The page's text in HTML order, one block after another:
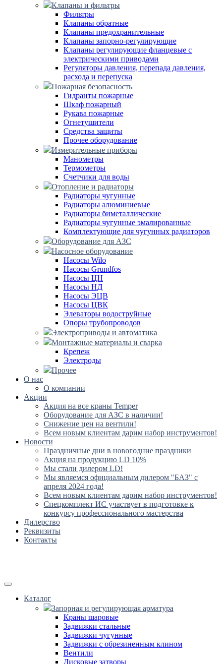
Клапаны и фильтры
Фильтры
Клапаны обратные
Клапаны предохранительные
Клапаны запорно-регулирующие
Клапаны регулирующие фланцевые с
электрическими приводами
Регуляторы давления, перепада давления,
расхода и перепуска
Пожарная безопасность
Гидранты пожарные
Шкаф пожарный
Рукава пожарные
Огнетушители
Средства защиты
Прочее оборудование
Измерительные приборы
Манометры
Термометры
Счетчики для воды
Отопление и радиаторы
Радиаторы чугунные
Радиаторы алюминиевые
Радиаторы биметаллические
Радиаторы чугунные эмалированные
Комплектующие для чугунных радиаторов
Оборудование для АЗС
Насосное оборудование
Насосы Wilo
Насосы Grundfos
Насосы ЦН
Насосы НД
Насосы ЭЦВ
Насосы ЦВК
Элеваторы водоструйные
Опоры трубопроводов
Электроприводы и автоматика
Монтажные материалы и сварка
Крепеж
Электроды
Прочее
О нас
О компании
Акции
Акция на все краны Temper
Оборудование для АЗС в наличии!
Снижение цен на вентили!
Всем новым клиентам дарим набор инструментов!
Новости
Праздничные дни в новогодние праздники
Акция на продукцию LD 10%
Мы стали дилером LD!
Мы являемся официальным дилером "БАЗ" с
апреля 2024 года!
Всем новым клиентам дарим набор инструментов!
Спецкомплект ИС участвует в подготовке к
конкурсу профессионального мастерства
Дилерство
Реквизиты
Контакты
Каталог
Запорная и регулирующая арматура
Краны шаровые
Задвижки стальные
Задвижки чугунные
Задвижки с обрезиненным клином
Вентили
Дисковые затворы